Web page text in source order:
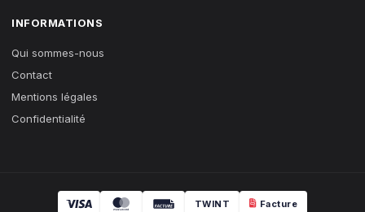
INFORMATIONS
Qui sommes-nous
Contact
Mentions légales
Confidentialité
TWINT Facture